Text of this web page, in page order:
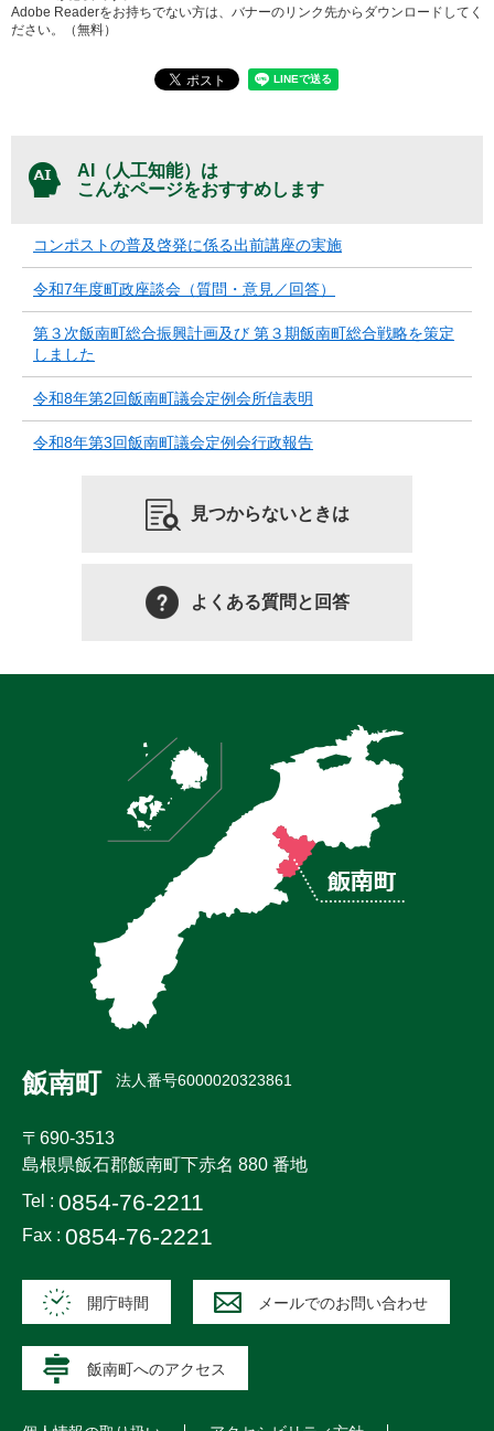
Adobe Readerをお持ちでない方は、バナーのリンク先からダウンロードしてく
ださい。（無料）
AI（人工知能）は
こんなページをおすすめします
コンポストの普及啓発に係る出前講座の実施
令和7年度町政座談会（質問・意見／回答）
第３次飯南町総合振興計画及び 第３期飯南町総合戦略を策定
しました
令和8年第2回飯南町議会定例会所信表明
令和8年第3回飯南町議会定例会行政報告
見つからないときは
よくある質問と回答
飯南町 法人番号6000020323861
〒690-3513
島根県飯石郡飯南町下赤名 880 番地
Tel : 0854-76-2211
Fax : 0854-76-2221
開庁時間 メールでのお問い合わせ
飯南町へのアクセス